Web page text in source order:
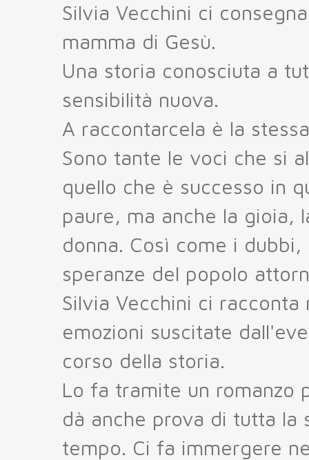
Silvia Vecchini ci
mamma di Gesù.
Una storia conosciuta a
sensibilità nuova.
A raccontarcela è la
Sono tante le voci che si
quello che è successo in
paure, ma anche la gioia,
donna. Così come i
speranze del popolo
Silvia Vecchini ci
emozioni suscitate
corso della storia.
Lo fa tramite un romanzo
dà anche prova di tutta la
tempo. Ci fa immergere